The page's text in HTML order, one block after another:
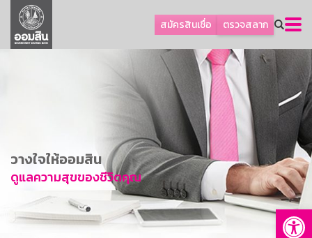
สมัครสินเชื่อ ตรวจสลาก
ลูกค้าธุรกิจ
ลูกค้าผู้ประกอบรายย่อย
การพัฒนาที่ยั่งยืน
ข่าวสาร
บริการทางการเงิน
อื่นๆ
วางใจให้ออมสิน
ดูแลความสุขของชีวิตคุณ